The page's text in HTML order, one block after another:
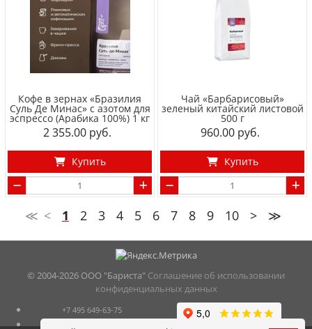
Кофе в зернах «Бразилия
Суль Де Минас» с азотом для
эспрессо (Арабика 100%) 1 кг
2 355.00
Купить
Чай «Барбарисовый»
зеленый китайский листовой
500 г
960.00
Купить
≪ < 1 2 3 4 5 6 7 8 9 10 > ≫
© 2004-2026 ООО "Бариста" Соглашение об использовании
конфиденциальных данных
+7 495 649-63-75